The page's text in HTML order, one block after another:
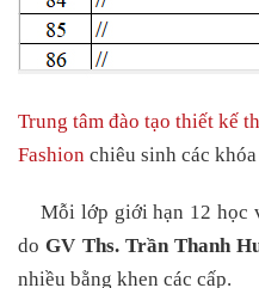
Trung tâm đào tạo thiết kế
Fashion chiêu sinh các
Mỗi lớp giới hạn 12 học
doGV Ths. Trần Thanh
nhiều bằng khen các cấp.